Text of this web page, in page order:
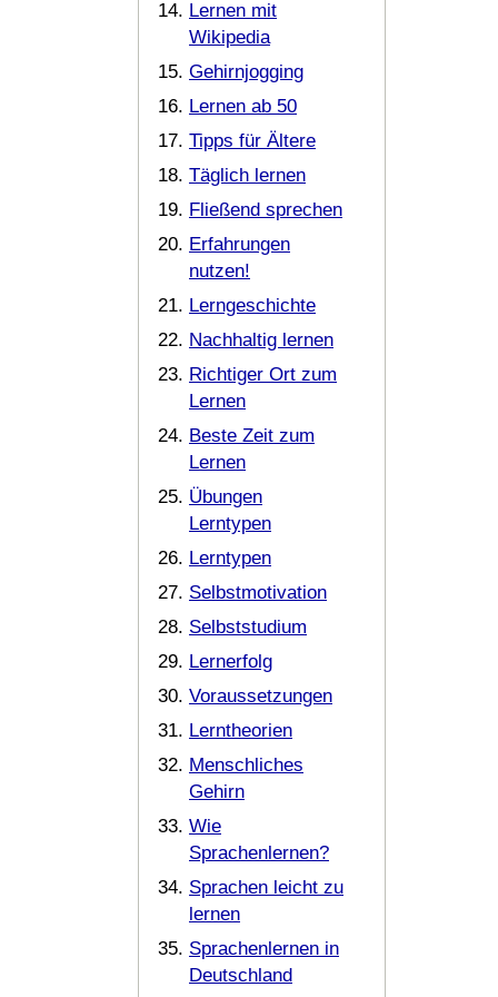
Lernen mit
Wikipedia
Gehirnjogging
Lernen ab 50
Tipps für Ältere
Täglich lernen
Fließend sprechen
Erfahrungen
nutzen!
Lerngeschichte
Nachhaltig lernen
Richtiger Ort zum
Lernen
Beste Zeit zum
Lernen
Übungen
Lerntypen
Lerntypen
Selbstmotivation
Selbststudium
Lernerfolg
Voraussetzungen
Lerntheorien
Menschliches
Gehirn
Wie
Sprachenlernen?
Sprachen leicht zu
lernen
Sprachenlernen in
Deutschland